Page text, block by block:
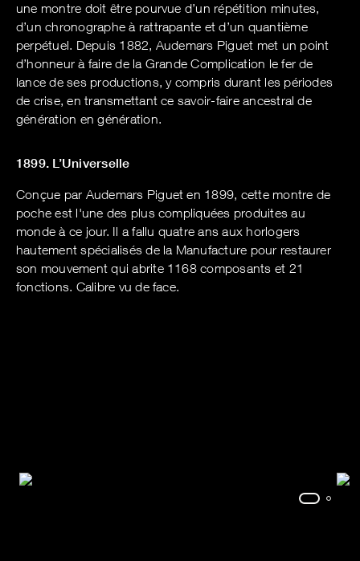
une montre doit être pourvue d’un répétition minutes,
d’un chronographe à rattrapante et d’un quantième
perpétuel. Depuis 1882, Audemars Piguet met un point
d’honneur à faire de la Grande Complication le fer de
lance de ses productions, y compris durant les périodes
de crise, en transmettant ce savoir-faire ancestral de
génération en génération.
1899. L’Universelle
Conçue par Audemars Piguet en 1899, cette montre de
poche est l'une des plus compliquées produites au
monde à ce jour. Il a fallu quatre ans aux horlogers
hautement spécialisés de la Manufacture pour restaurer
son mouvement qui abrite 1168 composants et 21
fonctions. Calibre vu de face.